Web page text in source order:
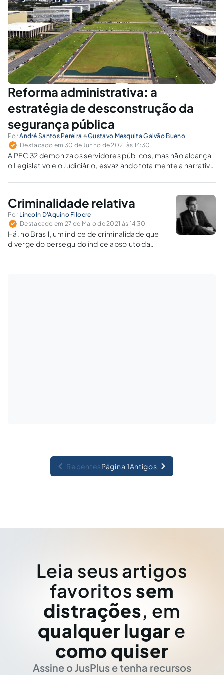
Reforma administrativa: a
estratégia de desconstrução da
segurança pública
PorAndré Santos Pereira eGustavo Mesquita Galvão Bueno
Destacado em 30 de Junho de 2021 às 14:30
A PEC 32 demoniza os servidores públicos, mas não alcança
o Legislativo e o Judiciário, esvaziando totalmente a narrativa
Criminalidade relativa
Por Lincoln D'Aquino Filocre
Destacado em 27 de Maio de 2021 às 14:30
Há, no Brasil, um índice de criminalidade que
diverge do perseguido índice absoluto da
deve ser naturalmente aceito e assumido
RecentesPágina 1Antigos
Leia seus artigos
favoritos sem
distrações, em
qualquer lugar e
como quiser
Assine o JusPlus e tenha recursos